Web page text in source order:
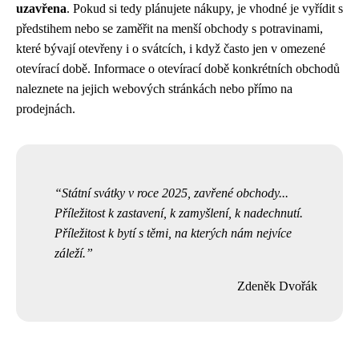
uzavřena. Pokud si tedy plánujete nákupy, je vhodné je vyřídit s
předstihem nebo se zaměřit na menší obchody s potravinami,
které bývají otevřeny i o svátcích, i když často jen v omezené
otevírací době. Informace o otevírací době konkrétních obchodů
naleznete na jejich webových stránkách nebo přímo na
prodejnách.
Státní svátky v roce 2025, zavřené obchody...
Příležitost k zastavení, k zamyšlení, k nadechnutí.
Příležitost k bytí s těmi, na kterých nám nejvíce
záleží.
Zdeněk Dvořák